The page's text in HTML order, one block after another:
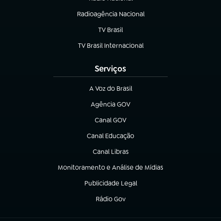
Radioagência Nacional
(abre em nova aba)
TV Brasil
(abre em nova aba)
TV Brasil Internacional
(abre em nova aba)
Serviços
A Voz do Brasil
(abre em nova aba)
Agência GOV
(abre em nova aba)
Canal GOV
(abre em nova aba)
Canal Educação
(abre em nova aba)
Canal Libras
(abre em nova aba)
Monitoramento e Análise de Mídias
(abre em nova aba)
Publicidade Legal
(abre em nova aba)
Rádio Gov
(abre em nova aba)